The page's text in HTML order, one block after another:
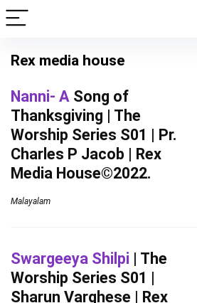
Rex media house
Nanni- A Song of
Thanksgiving | The
Worship Series S01 | Pr.
Charles P Jacob | Rex
Media House©2022.
Malayalam
Swargeeya Shilpi | The
Worship Series S01 |
Sharun Varghese | Rex